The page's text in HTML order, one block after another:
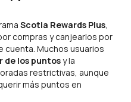
Scotia Rewards Plus,
compras y canjearlos por
Muchos usuarios
de los puntosy la
restrictivas, aunque
más puntos en